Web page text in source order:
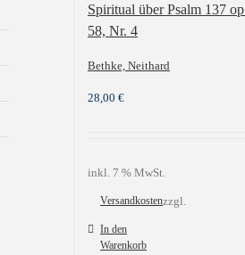
Spiritual über Psalm 137
58, Nr. 4
Bethke, Neithard
28,00 €
inkl. 7 % MwSt.
zzgl.
Versandkosten
In den
Warenkorb